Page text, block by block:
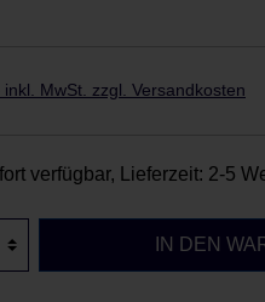
inkl. MwSt. zzgl. Versandkosten
verfügbar, Lieferzeit: 2-5
IN DEN